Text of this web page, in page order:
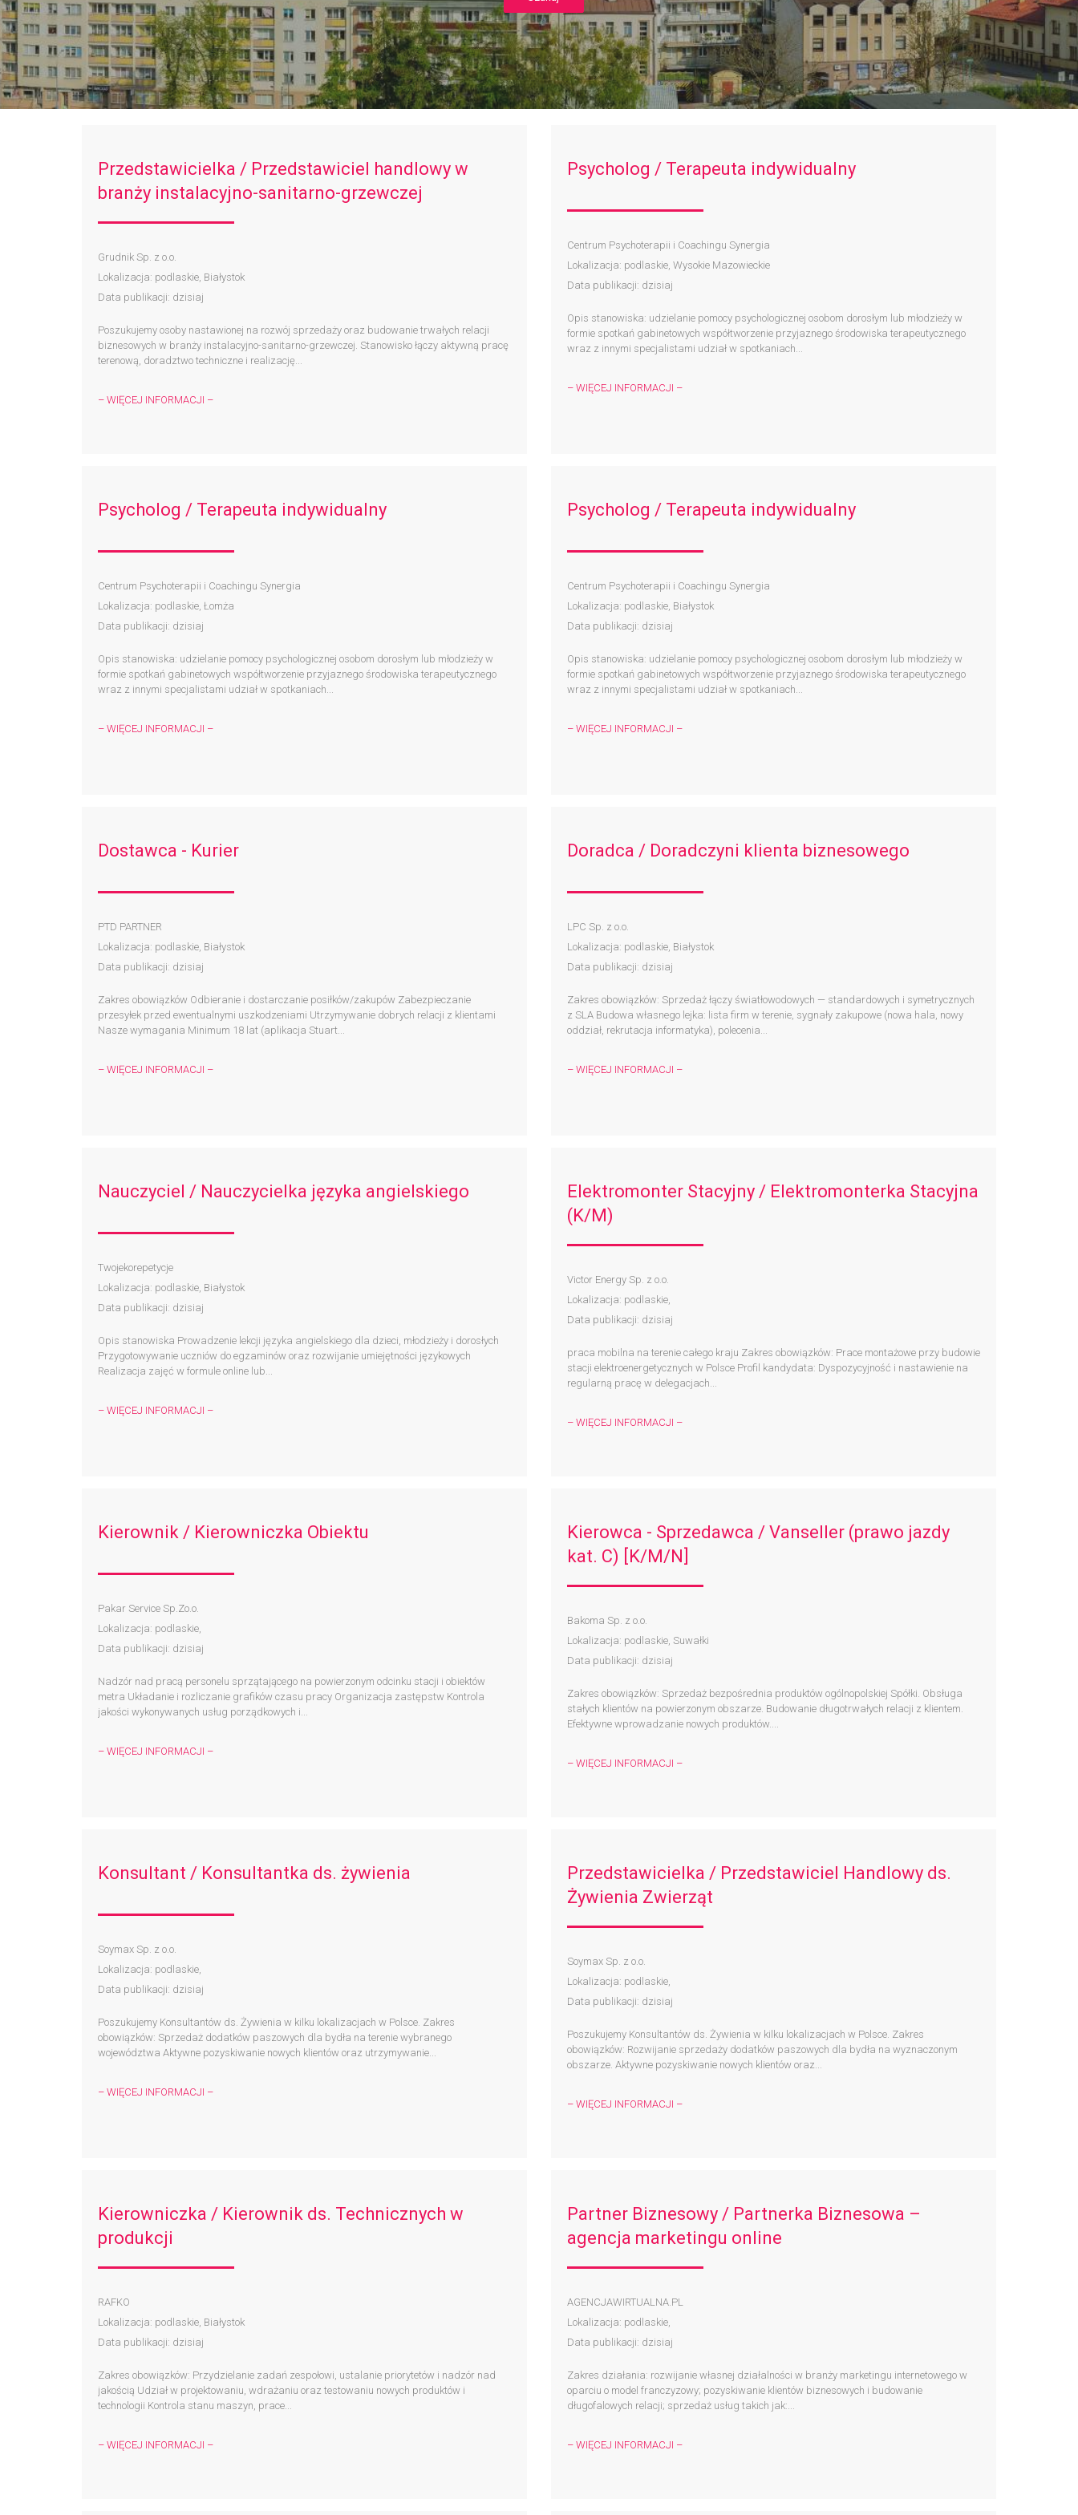
Przedstawicielka / Przedstawiciel handlowy w
branży instalacyjno-sanitarno-grzewczej
Grudnik Sp. z o.o.
Lokalizacja: podlaskie, Białystok
Data publikacji: dzisiaj
Poszukujemy osoby nastawionej na rozwój sprzedaży oraz budowanie trwałych relacji
biznesowych w branży instalacyjno-sanitarno-grzewczej. Stanowisko łączy aktywną pracę
terenową, doradztwo techniczne i realizację...
– WIĘCEJ INFORMACJI –
Psycholog / Terapeuta indywidualny
Centrum Psychoterapii i Coachingu Synergia
Lokalizacja: podlaskie, Wysokie Mazowieckie
Data publikacji: dzisiaj
Opis stanowiska: udzielanie pomocy psychologicznej osobom dorosłym lub młodzieży w
formie spotkań gabinetowych współtworzenie przyjaznego środowiska terapeutycznego
wraz z innymi specjalistami udział w spotkaniach...
– WIĘCEJ INFORMACJI –
Psycholog / Terapeuta indywidualny
Centrum Psychoterapii i Coachingu Synergia
Lokalizacja: podlaskie, Łomża
Data publikacji: dzisiaj
Opis stanowiska: udzielanie pomocy psychologicznej osobom dorosłym lub młodzieży w
formie spotkań gabinetowych współtworzenie przyjaznego środowiska terapeutycznego
wraz z innymi specjalistami udział w spotkaniach...
– WIĘCEJ INFORMACJI –
Psycholog / Terapeuta indywidualny
Centrum Psychoterapii i Coachingu Synergia
Lokalizacja: podlaskie, Białystok
Data publikacji: dzisiaj
Opis stanowiska: udzielanie pomocy psychologicznej osobom dorosłym lub młodzieży w
formie spotkań gabinetowych współtworzenie przyjaznego środowiska terapeutycznego
wraz z innymi specjalistami udział w spotkaniach...
– WIĘCEJ INFORMACJI –
Dostawca - Kurier
PTD PARTNER
Lokalizacja: podlaskie, Białystok
Data publikacji: dzisiaj
Zakres obowiązków Odbieranie i dostarczanie posiłków/zakupów Zabezpieczanie
przesyłek przed ewentualnymi uszkodzeniami Utrzymywanie dobrych relacji z klientami
Nasze wymagania Minimum 18 lat (aplikacja Stuart...
– WIĘCEJ INFORMACJI –
Doradca / Doradczyni klienta biznesowego
LPC Sp. z o.o.
Lokalizacja: podlaskie, Białystok
Data publikacji: dzisiaj
Zakres obowiązków: Sprzedaż łączy światłowodowych — standardowych i symetrycznych
z SLA Budowa własnego lejka: lista firm w terenie, sygnały zakupowe (nowa hala, nowy
oddział, rekrutacja informatyka), polecenia...
– WIĘCEJ INFORMACJI –
Nauczyciel / Nauczycielka języka angielskiego
Twojekorepetycje
Lokalizacja: podlaskie, Białystok
Data publikacji: dzisiaj
Opis stanowiska Prowadzenie lekcji języka angielskiego dla dzieci, młodzieży i dorosłych
Przygotowywanie uczniów do egzaminów oraz rozwijanie umiejętności językowych
Realizacja zajęć w formule online lub...
– WIĘCEJ INFORMACJI –
Elektromonter Stacyjny / Elektromonterka Stacyjna
(K/M)
Victor Energy Sp. z o.o.
Lokalizacja: podlaskie,
Data publikacji: dzisiaj
praca mobilna na terenie całego kraju Zakres obowiązków: Prace montażowe przy budowie
stacji elektroenergetycznych w Polsce Profil kandydata: Dyspozycyjność i nastawienie na
regularną pracę w delegacjach...
– WIĘCEJ INFORMACJI –
Kierownik / Kierowniczka Obiektu
Pakar Service Sp.Zo.o.
Lokalizacja: podlaskie,
Data publikacji: dzisiaj
Nadzór nad pracą personelu sprzątającego na powierzonym odcinku stacji i obiektów
metra Układanie i rozliczanie grafików czasu pracy Organizacja zastępstw Kontrola
jakości wykonywanych usług porządkowych i...
– WIĘCEJ INFORMACJI –
Kierowca - Sprzedawca / Vanseller (prawo jazdy
kat. C) [K/M/N]
Bakoma Sp. z o.o.
Lokalizacja: podlaskie, Suwałki
Data publikacji: dzisiaj
Zakres obowiązków: Sprzedaż bezpośrednia produktów ogólnopolskiej Spółki. Obsługa
stałych klientów na powierzonym obszarze. Budowanie długotrwałych relacji z klientem.
Efektywne wprowadzanie nowych produktów....
– WIĘCEJ INFORMACJI –
Konsultant / Konsultantka ds. żywienia
Soymax Sp. z o.o.
Lokalizacja: podlaskie,
Data publikacji: dzisiaj
Poszukujemy Konsultantów ds. Żywienia w kilku lokalizacjach w Polsce. Zakres
obowiązków: Sprzedaż dodatków paszowych dla bydła na terenie wybranego
województwa Aktywne pozyskiwanie nowych klientów oraz utrzymywanie...
– WIĘCEJ INFORMACJI –
Przedstawicielka / Przedstawiciel Handlowy ds.
Żywienia Zwierząt
Soymax Sp. z o.o.
Lokalizacja: podlaskie,
Data publikacji: dzisiaj
Poszukujemy Konsultantów ds. Żywienia w kilku lokalizacjach w Polsce. Zakres
obowiązków: Rozwijanie sprzedaży dodatków paszowych dla bydła na wyznaczonym
obszarze. Aktywne pozyskiwanie nowych klientów oraz...
– WIĘCEJ INFORMACJI –
Kierowniczka / Kierownik ds. Technicznych w
produkcji
RAFKO
Lokalizacja: podlaskie, Białystok
Data publikacji: dzisiaj
Zakres obowiązków: Przydzielanie zadań zespołowi, ustalanie priorytetów i nadzór nad
jakością Udział w projektowaniu, wdrażaniu oraz testowaniu nowych produktów i
technologii Kontrola stanu maszyn, prace...
– WIĘCEJ INFORMACJI –
Partner Biznesowy / Partnerka Biznesowa –
agencja marketingu online
AGENCJAWIRTUALNA.PL
Lokalizacja: podlaskie,
Data publikacji: dzisiaj
Zakres działania: rozwijanie własnej działalności w branży marketingu internetowego w
oparciu o model franczyzowy; pozyskiwanie klientów biznesowych i budowanie
długofalowych relacji; sprzedaż usług takich jak:...
– WIĘCEJ INFORMACJI –